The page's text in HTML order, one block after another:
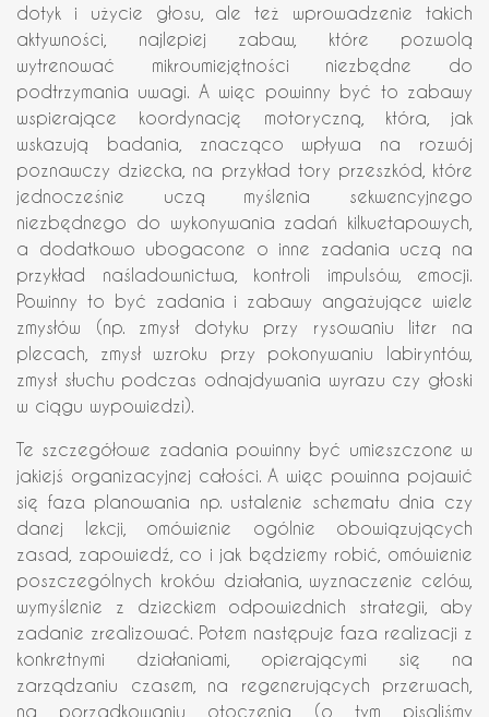
dotyk i użycie głosu, ale też wprowadzenie takich
aktywności, najlepiej zabaw, które pozwolą
wytrenować mikroumiejętności niezbędne do
podtrzymania uwagi. A więc powinny być to zabawy
wspierające koordynację motoryczną, która, jak
wskazują badania, znacząco wpływa na rozwój
poznawczy dziecka, na przykład tory przeszkód, które
jednocześnie uczą myślenia sekwencyjnego
niezbędnego do wykonywania zadań kilkuetapowych,
a dodatkowo ubogacone o inne zadania uczą na
przykład naśladownictwa, kontroli impulsów, emocji.
Powinny to być zadania i zabawy angażujące wiele
zmysłów (np. zmysł dotyku przy rysowaniu liter na
plecach, zmysł wzroku przy pokonywaniu labiryntów,
zmysł słuchu podczas odnajdywania wyrazu czy głoski
w ciągu wypowiedzi).
Te szczegółowe zadania powinny być umieszczone w
jakiejś organizacyjnej całości. A więc powinna pojawić
się faza planowania np. ustalenie schematu dnia czy
danej lekcji, omówienie ogólnie obowiązujących
zasad, zapowiedź, co i jak będziemy robić, omówienie
poszczególnych kroków działania, wyznaczenie celów,
wymyślenie z dzieckiem odpowiednich strategii, aby
zadanie zrealizować. Potem następuje faza realizacji z
konkretnymi działaniami, opierającymi się na
zarządzaniu czasem, na regenerujących przerwach,
na porządkowaniu otoczenia (o tym pisaliśmy